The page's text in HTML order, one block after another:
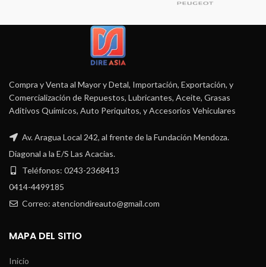
Compra y Venta al Mayor y Detal, Importación, Exportación, y
Comercialización de Repuestos, Lubricantes, Aceite, Grasas
Aditivos Químicos, Auto Periquitos, y Accesorios Vehiculares
Av. Aragua Local 242, al frente de la Fundación Mendoza.
Diagonal a la E/S Las Acacias.
Teléfonos: 0243-2368413
0414-4499185
Correo: atenciondireauto@gmail.com
MAPA DEL SITIO
Inicio